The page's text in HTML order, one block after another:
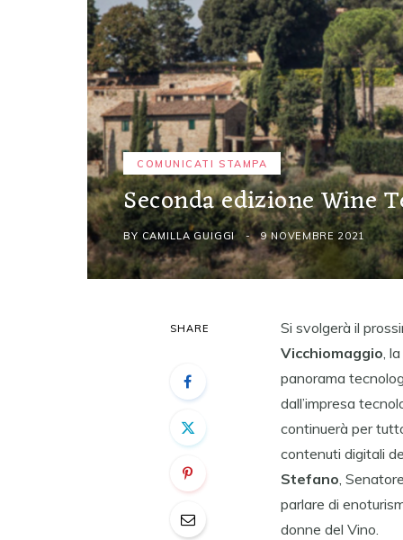
COMUNICATI STAMPA
Seconda edizione Wine
BY CAMILLA GUIGGI 9 NOVEMBRE 2021
SHARE Si svolgerà il
Vicchiomaggio, la
panorama
dall’impresa
continuerà per
contenuti digitali
Stefano,
parlare di
donne del Vino.